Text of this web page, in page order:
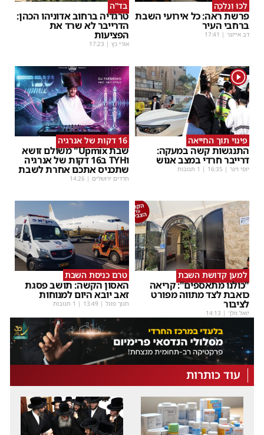
לְכוּ וְנֵלְכָה
פרשת ראה: כל אירועי השבת
ברחבי העיר
דב אייזנר |
17:41
בד"ה
טרגדיה ברחוב אדוניהו הכהן:
הדרייבר לא שרד את
הפציעות
אורי כץ |
17:23
1
פינוי תוך החייאה
התנגשות קשה במעקה:
דרייבר חרדי במצב אנוש
יוסי וינר |
16:35 | 1 תגובות
16 דקות של אנרגיה
שבת Upmix" משולם זושא
וTYH ב16 דקות של אנרגיה
שתכניס אתכם אחרת לשבת
חרדים ירושלים |
14:26
למען קדושת השבת
"כולנו מתאספים": קריאה
כואבת לצד מתווה מפורט
לציבור
יואל וולך |
14:13
טרם כניסת השבת
האסון הקשה: תושב פסגת
זאב יובא היום למנוחות
חנוך פוגל |
13:49 | 1 תגובות
עוד כותרות